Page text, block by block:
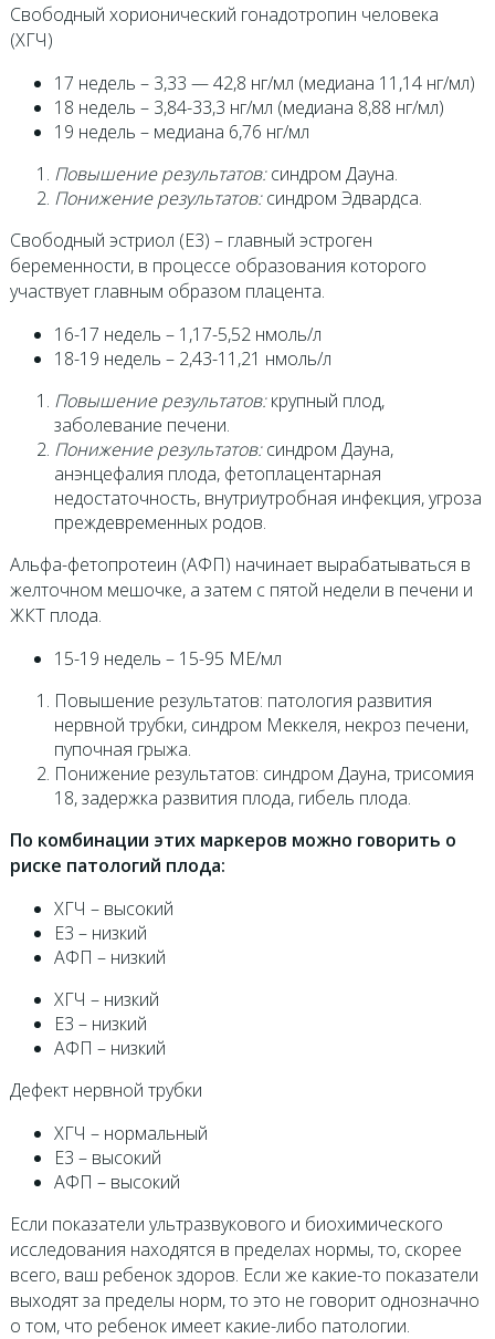
Свободный хорионический гонадотропин человека
(ХГЧ)
17 недель – 3,33 — 42,8 нг/мл (медиана 11,14 нг/мл)
18 недель – 3,84-33,3 нг/мл (медиана 8,88 нг/мл)
19 недель – медиана 6,76 нг/мл
Повышение результатов:синдром Дауна.
Понижение результатов:синдром Эдвардса.
Свободный эстриол (Е3) – главный эстроген
беременности, в процессе образования которого
участвует главным образом плацента.
16-17 недель – 1,17-5,52 нмоль/л
18-19 недель – 2,43-11,21 нмоль/л
Повышение результатов:крупный плод,
заболевание печени.
Понижение результатов:синдром Дауна,
анэнцефалия плода, фетоплацентарная
недостаточность, внутриутробная инфекция, угроза
преждевременных родов.
Альфа-фетопротеин (АФП) начинает вырабатываться в
желточном мешочке, а затем с пятой недели в печени и
ЖКТ плода.
15-19 недель – 15-95 МЕ/мл
Повышение результатов: патология развития
нервной трубки, синдром Меккеля, некроз печени,
пупочная грыжа.
Понижение результатов: синдром Дауна, трисомия
18, задержка развития плода, гибель плода.
По комбинации этих маркеров можно говорить о
риске патологий плода:
ХГЧ – высокий
Е3 – низкий
АФП – низкий
ХГЧ – низкий
Е3 – низкий
АФП – низкий
​Дефект нервной трубки
ХГЧ – нормальный
Е3 – высокий
АФП – высокий
Если показатели ультразвукового и биохимического
исследования находятся в пределах нормы, то, скорее
всего, ваш ребенок здоров. Если же какие-то показатели
выходят за пределы норм, то это не говорит однозначно
о том, что ребенок имеет какие-либо патологии.